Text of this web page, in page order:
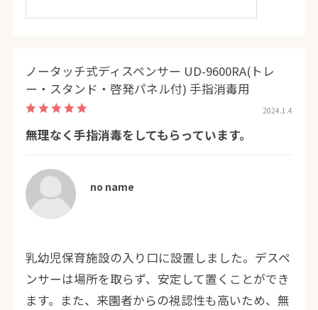
ノータッチ式ディスペンサー UD-9600RA(トレ
ー・スタンド・啓発パネル付) 手指消毒用
2024.1.4
無理なく手指消毒をしてもらっています。
no name
乳幼児保育施設の入り口に設置しました。デスペ
ンサーは場所を取らず、安定して置くことができ
ます。また、来園者からの視認性も高いため、無